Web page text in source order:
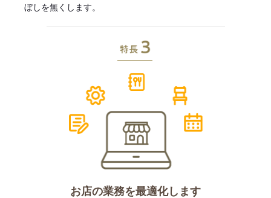
ぼしを無くします。
お店の業務を最適化します